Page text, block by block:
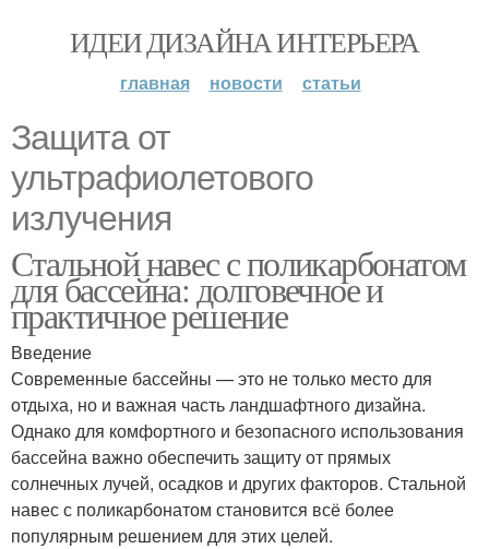
ИДЕИ ДИЗАЙНА ИНТЕРЬЕРА
главная новости статьи
Защита от
ультрафиолетового
излучения
Стальной навес с поликарбонатом
для бассейна: долговечное и
практичное решение
Введение
Современные бассейны — это не только место для
отдыха, но и важная часть ландшафтного дизайна.
Однако для комфортного и безопасного использования
бассейна важно обеспечить защиту от прямых
солнечных лучей, осадков и других факторов. Стальной
навес с поликарбонатом становится всё более
популярным решением для этих целей.